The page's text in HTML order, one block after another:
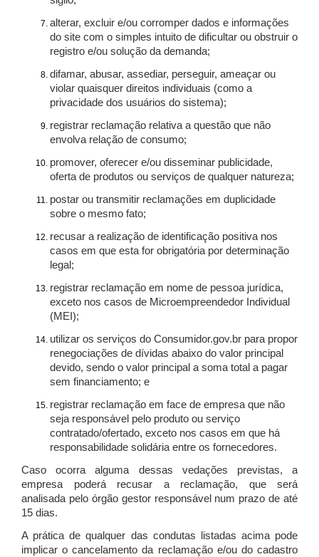
alterar, excluir e/ou corromper dados e informações
do site com o simples intuito de dificultar ou obstruir o
registro e/ou solução da demanda;
difamar, abusar, assediar, perseguir, ameaçar ou
violar quaisquer direitos individuais (como a
privacidade dos usuários do sistema);
registrar reclamação relativa a questão que não
envolva relação de consumo;
promover, oferecer e/ou disseminar publicidade,
oferta de produtos ou serviços de qualquer natureza;
postar ou transmitir reclamações em duplicidade
sobre o mesmo fato;
recusar a realização de identificação positiva nos
casos em que esta for obrigatória por determinação
legal;
registrar reclamação em nome de pessoa jurídica,
exceto nos casos de Microempreendedor Individual
(MEI);
utilizar os serviços do Consumidor.gov.br para propor
renegociações de dívidas abaixo do valor principal
devido, sendo o valor principal a soma total a pagar
sem financiamento; e
registrar reclamação em face de empresa que não
seja responsável pelo produto ou serviço
contratado/ofertado, exceto nos casos em que há
responsabilidade solidária entre os fornecedores.
Caso ocorra alguma dessas vedações previstas, a
empresa poderá recusar a reclamação, que será
analisada pelo órgão gestor responsável num prazo de até
15 dias.
A prática de qualquer das condutas listadas acima pode
implicar o cancelamento da reclamação e/ou do cadastro